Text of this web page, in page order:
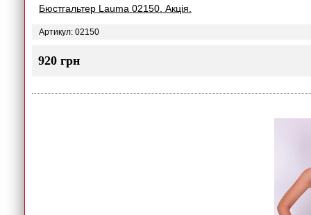
Бюстгальтер Lauma 02150. Акція.
Артикул: 02150
920 грн